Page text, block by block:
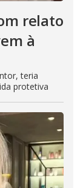
relato
à
teria
protetiva